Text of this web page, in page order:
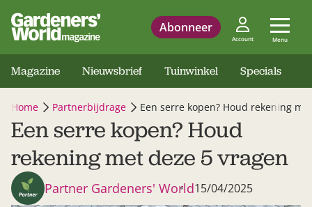
Abonneer
Account Menu
Magazine Nieuwsbrief Tuinwinkel Specials
Home Partnerbijdrage Een serre kopen? Houd rekening
Een serre kopen? Houd
rekening met deze 5 vragen
Partner Gardeners' World15/04/2025